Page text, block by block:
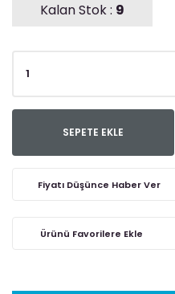
Kalan Stok : 9
SEPETE EKLE
Fiyatı Düşünce Haber Ver